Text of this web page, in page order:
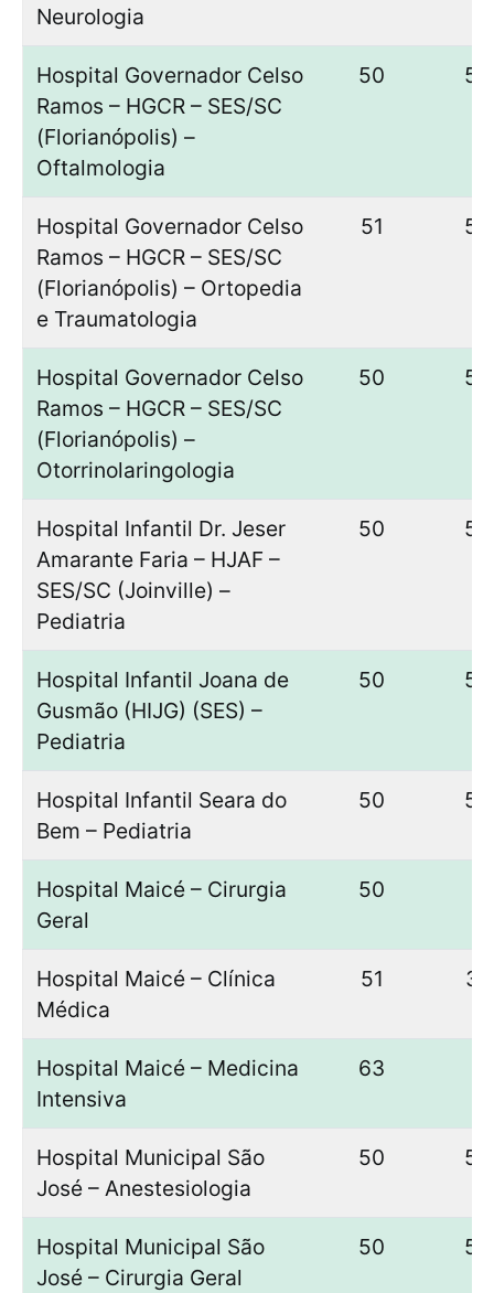
Neurologia
Hospital Governador Celso
Ramos – HGCR – SES/SC
(Florianópolis) –
Oftalmologia
50 50
Hospital Governador Celso
Ramos – HGCR – SES/SC
(Florianópolis) – Ortopedia
e Traumatologia
51 50
Hospital Governador Celso
Ramos – HGCR – SES/SC
(Florianópolis) –
Otorrinolaringologia
50 50
Hospital Infantil Dr. Jeser
Amarante Faria – HJAF –
SES/SC (Joinville) –
Pediatria
50 50
Hospital Infantil Joana de
Gusmão (HIJG) (SES) –
Pediatria
50 50
Hospital Infantil Seara do
Bem – Pediatria
50 50
Hospital Maicé – Cirurgia
Geral
50
Hospital Maicé – Clínica
Médica
51 37
Hospital Maicé – Medicina
Intensiva
63
Hospital Municipal São
José – Anestesiologia
50 50
Hospital Municipal São
José – Cirurgia Geral
50 50